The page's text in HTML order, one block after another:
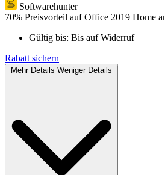
Softwarehunter
70% Preisvorteil auf Office 2019 Home
Gültig bis: Bis auf Widerruf
Rabatt sichern
Mehr Details Weniger Details